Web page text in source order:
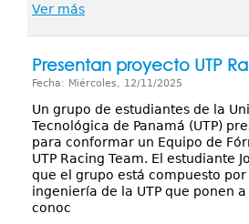
Ver más
Presentan proyecto UTP
Fecha: Miércoles, 12/11/2025
Un grupo de estudiantes de la
Tecnológica de Panamá (UTP)
para conformar un Equipo de
UTP Racing Team. El estudiante
que el grupo está compuesto
ingeniería de la UTP que ponen
conoc